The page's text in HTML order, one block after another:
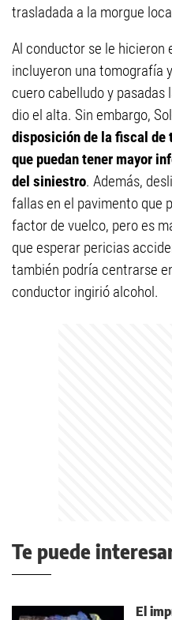
trasladada a la morgue
Al conductor se le hicieron
incluyeron una tomografía
cuero cabelludo y pasadas
dio el alta. Sin embargo,
disposición de la fiscal de
que puedan tener mayor
del siniestro. Además,
fallas en el pavimento que
factor de vuelco, pero es
que esperar pericias
también podría centrarse
conductor ingirió alcohol.
Te puede
El